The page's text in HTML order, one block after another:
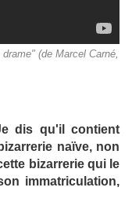
(de Marcel Carné,
dis qu'il contient
naïve, non
bizarrerie qui le
immatriculation,